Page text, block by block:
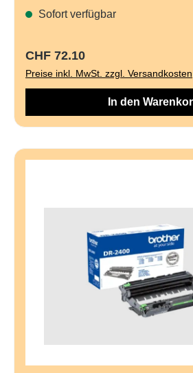
Sofort verfügbar
Regulärer Preis:
CHF 72.10
Preise inkl. MwSt. zzgl. Versandkosten
In den